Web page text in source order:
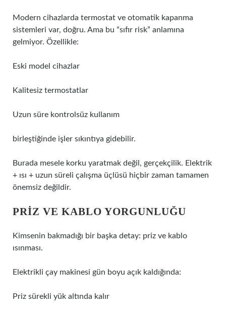
Modern cihazlarda termostat ve otomatik kapanma
sistemleri var, doğru. Ama bu “sıfır risk” anlamına
gelmiyor. Özellikle:
Eski model cihazlar
Kalitesiz termostatlar
Uzun süre kontrolsüz kullanım
birleştiğinde işler sıkıntıya gidebilir.
Burada mesele korku yaratmak değil, gerçekçilik. Elektrik
+ ısı + uzun süreli çalışma üçlüsü hiçbir zaman tamamen
önemsiz değildir.
PRIZ VE KABLO YORGUNLUĞU
Kimsenin bakmadığı bir başka detay: priz ve kablo
ısınması.
Elektrikli çay makinesi gün boyu açık kaldığında:
Priz sürekli yük altında kalır